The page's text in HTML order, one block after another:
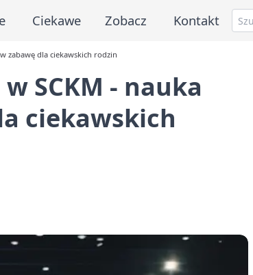
Ciekawe Zobacz Kontakt
zabawę dla ciekawskich rodzin
SCKM - nauka
ciekawskich